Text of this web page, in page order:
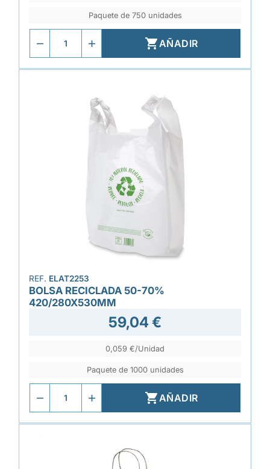
Paquete de 750 unidades
AÑADIR
REF. ELAT2253
BOLSA RECICLADA 50-70%
420/280X530MM
59,04 €
0,059 €/Unidad
Paquete de 1000 unidades
AÑADIR